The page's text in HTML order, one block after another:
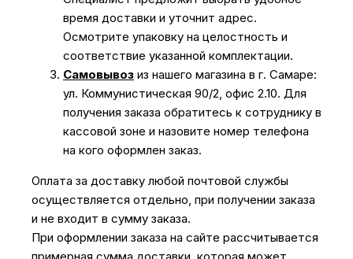
время доставки и уточнит адрес.
Осмотрите упаковку на целостность и
соответствие указанной комплектации.
Самовывоз из нашего магазина в г. Самаре:
ул. Коммунистическая 90/2, офис 2.10. Для
получения заказа обратитесь к сотруднику в
кассовой зоне и назовите номер телефона
на кого оформлен заказ.
Оплата за доставку любой почтовой службы
осуществляется отдельно, при получении заказа
и не входит в сумму заказа.
При оформлении заказа на сайте рассчитывается
примерная сумма доставки, которая может